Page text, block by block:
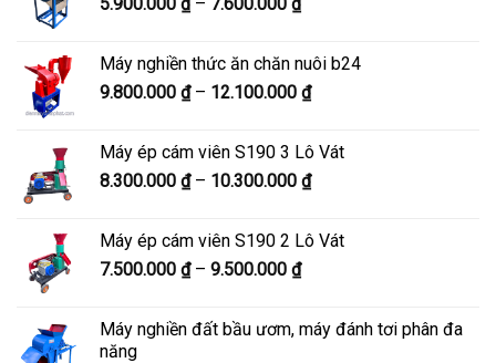
đến
5.900.000 ₫
đến
Máy nghiền thức ăn chăn nuôi b24
9.800.000 ₫ – 12.100.000 ₫Khoảng
9.800.000 ₫
đến
Máy ép cám viên S190 3 Lô Vát
8.300.000 ₫ – 10.300.000 ₫Khoảng
8.300.000 ₫
Máy ép cám viên S190 2 Lô Vát
7.500.000 ₫ – 9.500.000 ₫Khoảng
7.500.000 ₫
Máy nghiền đất bầu ươm, máy đánh tơi phân đa
năng